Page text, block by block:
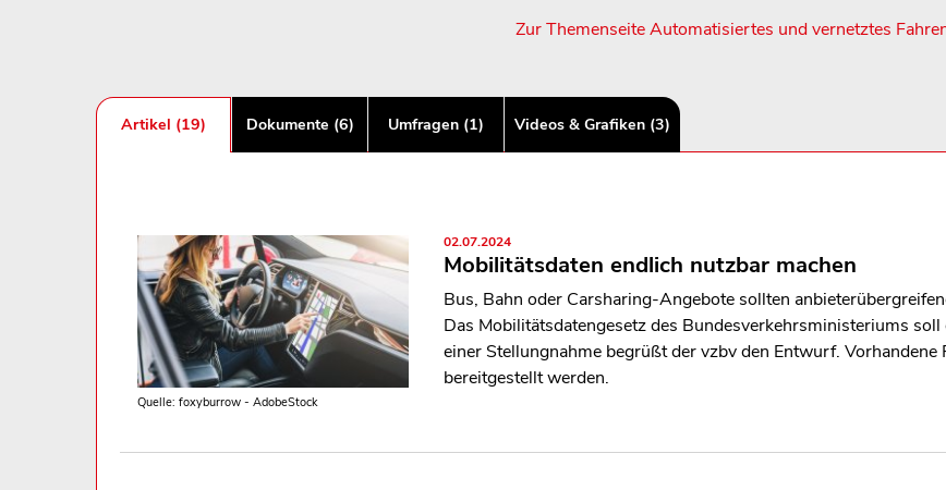
Zur Themenseite Automatisiertes und vernetztes
Artikel (19) Dokumente (6) Umfragen (1) Videos & Grafiken (3)
Quelle: foxyburrow - AdobeStock
02.07.2024
Mobilitätsdaten endlich nutzbar machen
Bus, Bahn oder Carsharing-Angebote sollten
Das Mobilitätsdatengesetz des Bundesverkehrsministeriums
einer Stellungnahme begrüßt der vzbv den Entwurf.
bereitgestellt werden.